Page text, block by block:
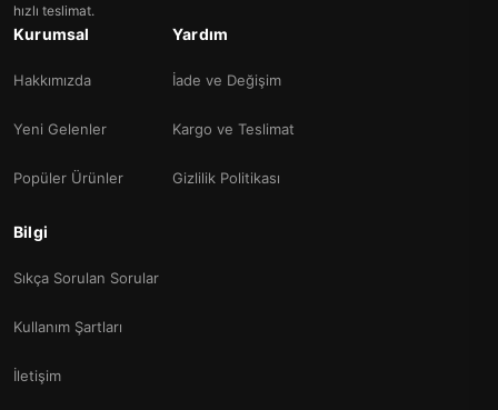
hızlı teslimat.
Kurumsal
Hakkımızda
Yeni Gelenler
Popüler Ürünler
Yardım
İade ve Değişim
Kargo ve Teslimat
Gizlilik Politikası
Bilgi
Sıkça Sorulan Sorular
Kullanım Şartları
İletişim